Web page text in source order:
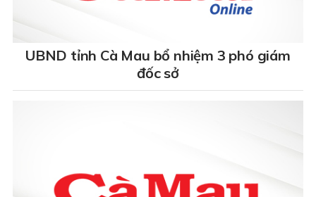
UBND tỉnh Cà Mau bổ nhiệm 3 phó giám
đốc sở